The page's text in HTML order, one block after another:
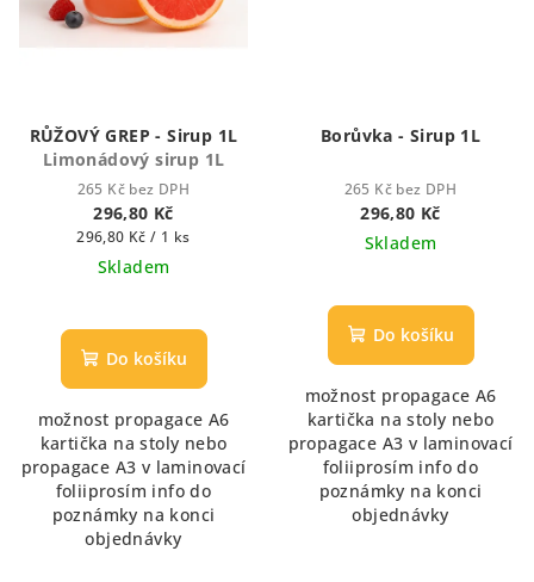
RŮŽOVÝ GREP - Sirup 1L
Limonádový sirup 1L
265 Kč bez DPH
296,80 Kč
Měrná
cena:
296,80 Kč / 1 ks
Skladem
hodnocení
produktu
z
5
hvězdiček.
Do košíku
možnost propagace A6
kartička na stoly nebo
propagace A3 v laminovací
foliiprosím info do
poznámky na konci
objednávky
Borůvka - Sirup 1L
265 Kč bez DPH
296,80 Kč
Skladem
Do košíku
možnost propagace A6
kartička na stoly nebo
propagace A3 v laminovací
foliiprosím info do
poznámky na konci
objednávky